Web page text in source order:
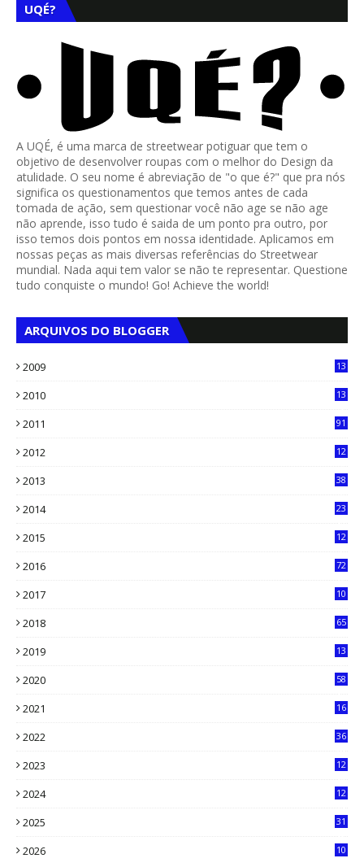
UQÉ?
A UQÉ, é uma marca de streetwear potiguar que tem o
objetivo de desenvolver roupas com o melhor do Design da
atulidade. O seu nome é abreviação de "o que é?" que pra nós
significa os questionamentos que temos antes de cada
tomada de ação, sem questionar você não age se não age
não aprende, isso tudo é saida de um ponto pra outro, por
isso temos dois pontos em nossa identidade. Aplicamos em
nossas peças as mais diversas referências do Streetwear
mundial. Nada aqui tem valor se não te representar. Questione
tudo conquiste o mundo! Go! Achieve the world!
ARQUIVOS DO BLOGGER
2009
13
2010
13
2011 91
2012
12
2013
38
2014
23
2015
12
2016
72
2017 10
2018 65
2019
13
2020
58
2021
16
2022
36
2023
12
2024
12
2025
31
2026
10